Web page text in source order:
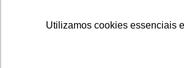
Utilizamos cookies essenciais